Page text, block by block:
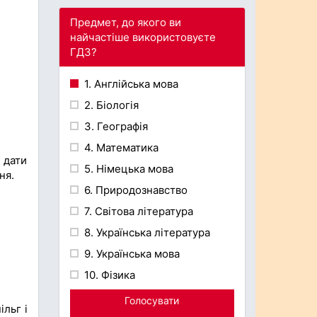
і
Предмет, до якого ви
найчастіше використовуєте
ГДЗ?
1. Англійська мова
2. Біологія
3. Географія
4. Математика
5. Німецька мова
6. Природознавство
7. Світова література
8. Українська література
9. Українська мова
10. Фізика
Голосувати